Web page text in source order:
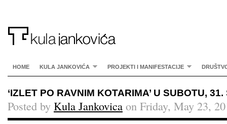
HOME KULA JANKOVIĆA PROJEKTI I MANIFESTACIJE
‘IZLET PO RAVNIM KOTARIMA’ U SUBOTU,
Posted by Kula Jankovica on Friday, May 23,